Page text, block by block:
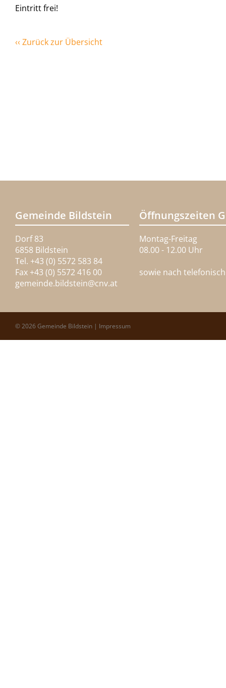
Eintritt frei!
‹‹ Zurück zur Übersicht
Gemeinde Bildstein
Dorf 83
6858 Bildstein
Tel. +43 (0) 5572 583 84
Fax +43 (0) 5572 416 00
gemeinde.bildstein@cnv.at
Öffnungszeiten
Montag-Freitag
08.00 - 12.00 Uhr
sowie nach
© 2026 Gemeinde Bildstein | Impressum